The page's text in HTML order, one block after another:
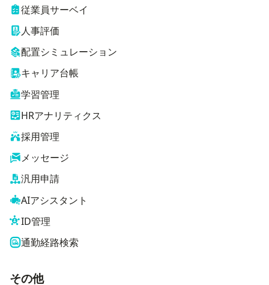
従業員サーベイ
人事評価
配置シミュレーション
キャリア台帳
学習管理
HRアナリティクス
採用管理
メッセージ
汎用申請
AIアシスタント
ID管理
通勤経路検索
その他